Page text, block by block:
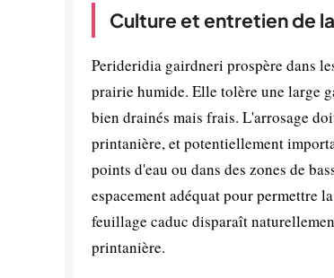
Culture et entretien de
Perideridia gairdneri prospère dans
prairie humide. Elle tolère une large
bien drainés mais frais. L'arrosage
printanière, et potentiellement
points d'eau ou dans des zones de
espacement adéquat pour permettre
feuillage caduc disparaît
printanière.